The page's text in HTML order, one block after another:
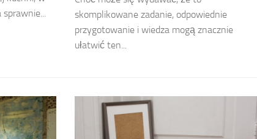
skomplikowane zadanie, odpowiednie
przygotowanie i wiedza mogą znacznie
ułatwić ten...